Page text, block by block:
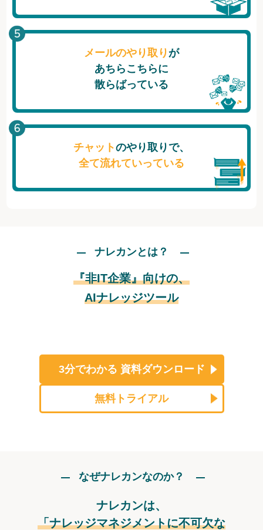
メールのやり取り が
あちらこちらに
散らばっている
チャットのやり取りで、
全て流れていっている
ナレカンとは？
『非IT企業』向けの、
AIナレッジツール
3分でわかる 資料ダウンロード
無料トライアル
なぜナレカンなのか？
ナレカンは、
「ナレッジマネジメントに不可欠な